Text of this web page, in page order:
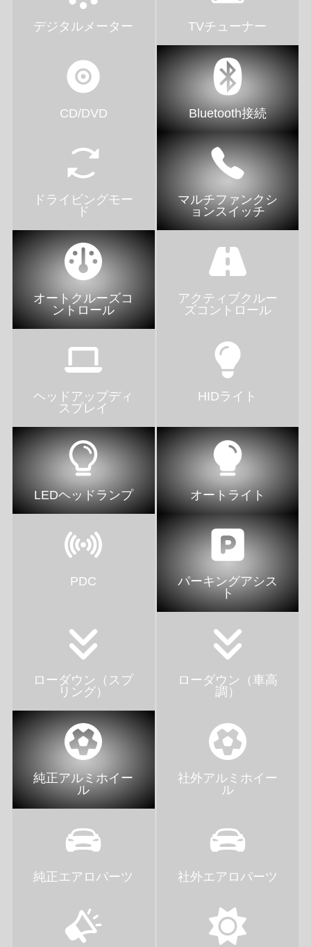
デジタルメーター TVチューナー
CD/DVD Bluetooth接続
ドライビングモー
ド
マルチファンクシ
ョンスイッチ
オートクルーズコ
ントロール
アクティブクルー
ズコントロール
ヘッドアップディ
スプレイ
HIDライト
LEDヘッドランプ オートライト
PDC
パーキングアシス
ト
ローダウン（スプ
リング）
ローダウン（車高
調）
純正アルミホイー
ル
社外アルミホイー
ル
純正エアロパーツ 社外エアロパーツ